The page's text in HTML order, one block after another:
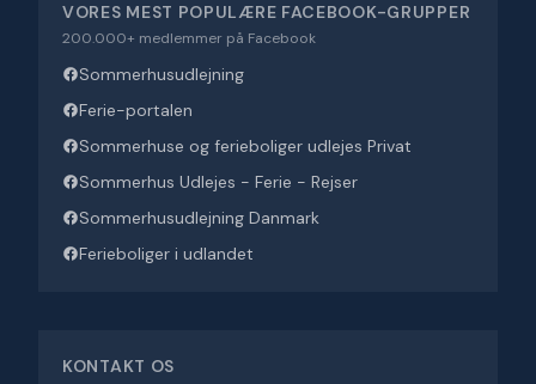
VORES MEST POPULÆRE FACEBOOK-GRUPPER
200.000+ medlemmer på Facebook
Sommerhusudlejning
Ferie-portalen
Sommerhuse og ferieboliger udlejes Privat
Sommerhus Udlejes - Ferie - Rejser
Sommerhusudlejning Danmark
Ferieboliger i udlandet
KONTAKT OS